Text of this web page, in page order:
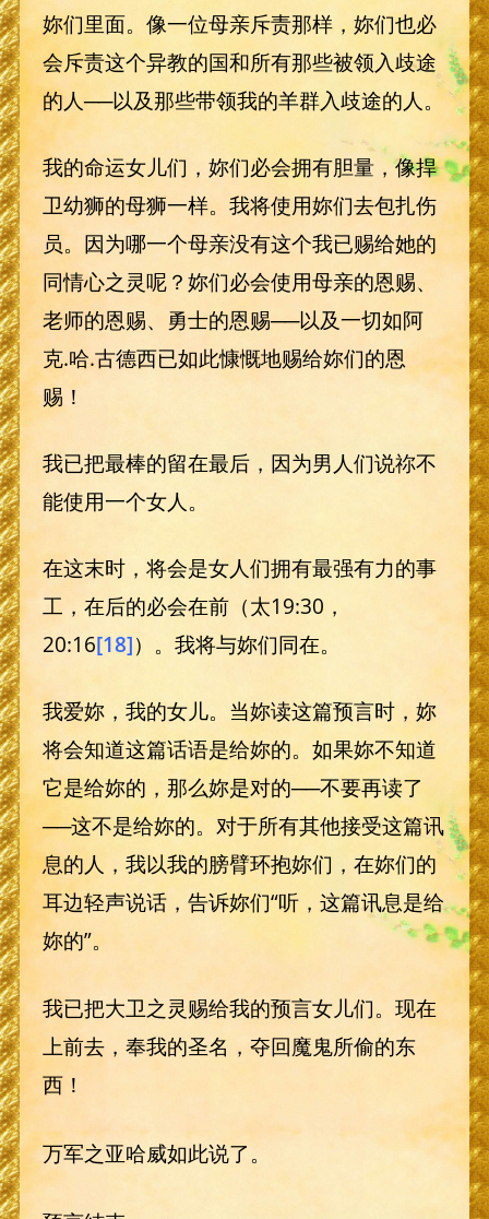
妳们里面。像一位母亲斥责那样，妳们也必
会斥责这个异教的国和所有那些被领入歧途
的人──以及那些带领我的羊群入歧途的人。
我的命运女儿们，妳们必会拥有胆量，像捍
卫幼狮的母狮一样。我将使用妳们去包扎伤
员。因为哪一个母亲没有这个我已赐给她的
同情心之灵呢？妳们必会使用母亲的恩赐、
老师的恩赐、勇士的恩赐──以及一切如阿
克.哈.古德西已如此慷慨地赐给妳们的恩
赐！
我已把最棒的留在最后，因为男人们说祢不
能使用一个女人。
在这末时，将会是女人们拥有最强有力的事
工，在后的必会在前（太19:30，
20:16[18]）。我将与妳们同在。
我爱妳，我的女儿。当妳读这篇预言时，妳
将会知道这篇话语是给妳的。如果妳不知道
它是给妳的，那么妳是对的──不要再读了
──这不是给妳的。对于所有其他接受这篇讯
息的人，我以我的膀臂环抱妳们，在妳们的
耳边轻声说话，告诉妳们“听，这篇讯息是给
妳的”。
我已把大卫之灵赐给我的预言女儿们。现在
上前去，奉我的圣名，夺回魔鬼所偷的东
西！
万军之亚哈威如此说了。